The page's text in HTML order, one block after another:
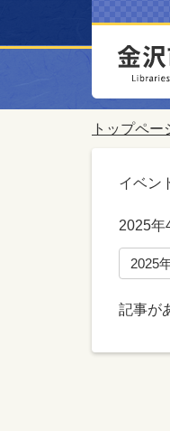
トップペー
イベン
2025年
2025
記事が